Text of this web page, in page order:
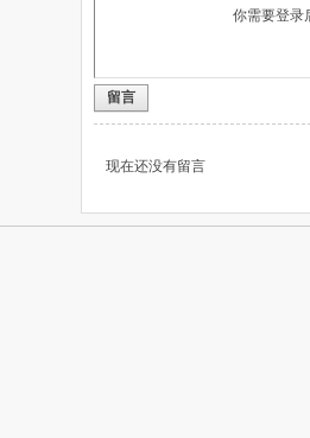
你需要登录
留言
现在还没有留言